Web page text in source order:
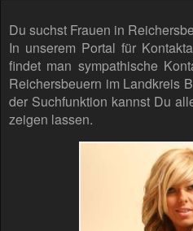
Du suchst Frauen in
In unserem Portal für
findet man sympathische
Reichersbeuern im Landkreis
der Suchfunktion kannst Du
zeigen lassen.